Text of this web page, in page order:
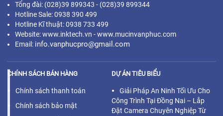
Tổng đài: (028)39 899343 - (028)39 899344
Hotline Sale: 0938 390 499
Hotline Kĩ thuật: 0938 733 499
Website: www.inktech.vn - www.mucinvanphuc.com
Email: info.vanphucpro@gmail.com
CHÍNH SÁCH BÁN HÀNG
Chính sách thanh toán
Chính sách bảo mật
DỰ ÁN TIÊU BIỂU
Giải Pháp An Ninh Tối Ưu Cho
Công Trình Tại Đồng Nai – Lắp
Đặt Camera Chuyên Nghiệp Từ